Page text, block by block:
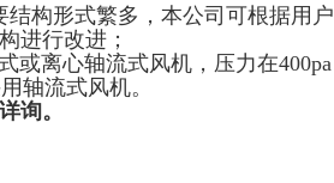
构形式繁多，本公司可根据用户
进行改进；
或离心轴流式风机，压力在400pa
轴流式风机。
询。